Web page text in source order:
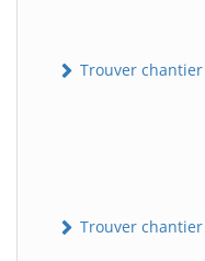
Trouver
Trouver